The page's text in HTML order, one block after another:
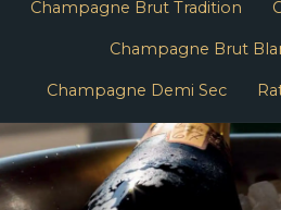
Champagne Brut Tradition
Champagne Brut
Champagne Demi Sec